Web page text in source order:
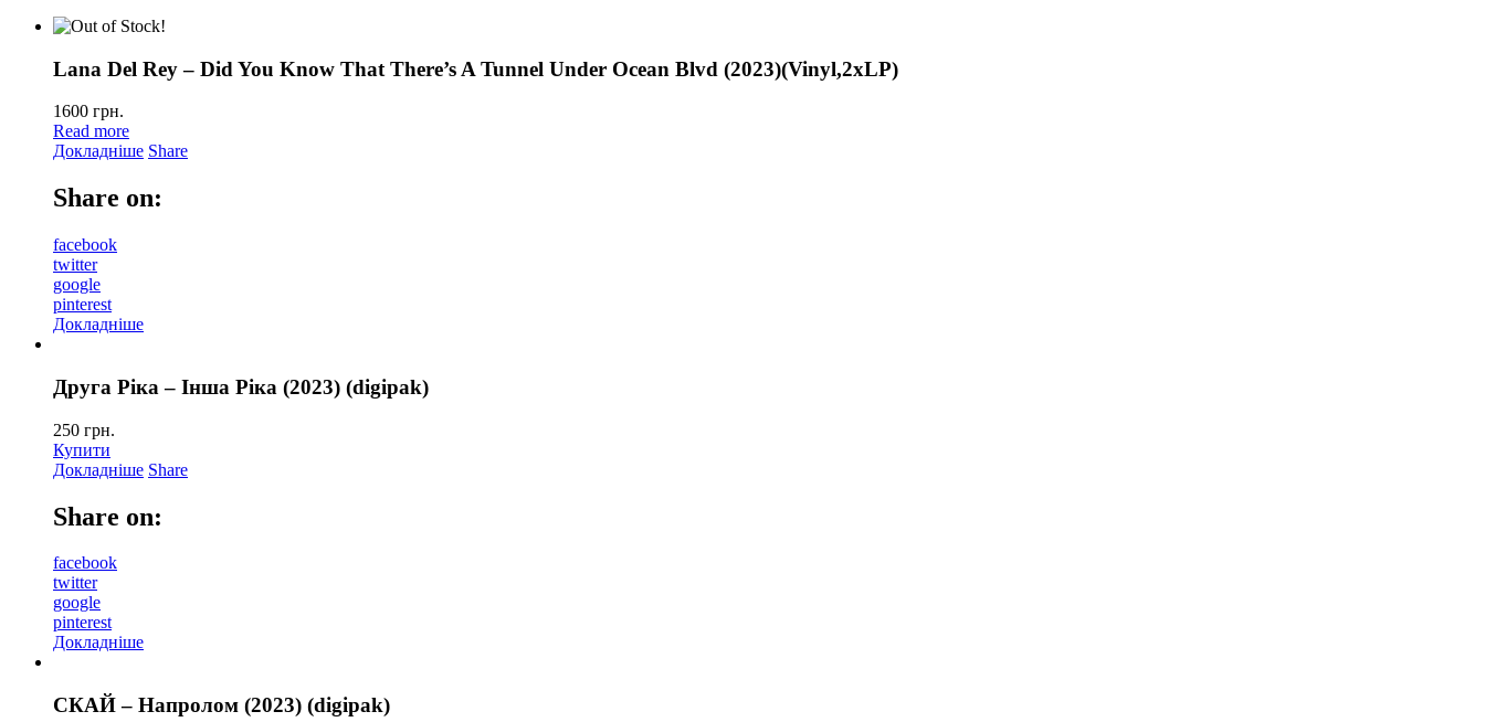
Lana Del Rey – Did You Know That There’s A Tunnel Under Ocean Blvd (2023)(Vinyl,2xLP)
1600 грн.
Read more
Докладніше Share
Share on:
facebook
twitter
google
pinterest
Докладніше
Друга Ріка – Інша Ріка (2023) (digipak)
250 грн.
Купити
Докладніше Share
Share on:
facebook
twitter
google
pinterest
Докладніше
СКАЙ – Напролом (2023) (digipak)